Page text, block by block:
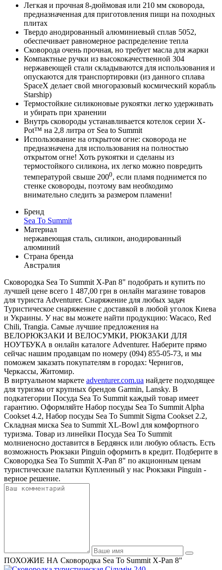
Легкая и прочная 8-дюймовая или 210 мм сковорода,
предназначенная для приготовления пищи на походных
плитах
Твердо анодированный алюминиевый сплав 5052,
обеспечивает равномерное распределение тепла
Сковорода очень прочная, но требует масла для жарки
Компактные ручки из высококачественной 304
нержавеющей стали складываются для использования и
опускаются для транспортировки (из данного сплава
SpaceX делает свой многоразовый космический корабль
Starship)
Термостойкие силиконовые рукоятки легко удерживать
и убирать при хранении
Внутрь сковороды устанавливается котелок серии X-
Pot™ на 2,8 литра от Sea to Summit
Использование на открытом огне: сковорода не
предназначена для использования на полностью
открытом огне! Хоть рукоятки и сделаны из
термостойкого силикона, их легко можно повредить
температурой свыше 2000, если пламя поднимется по
стенке сковороды, поэтому вам необходимо
внимательно следить за размером пламени!
Бренд
Sea To Summit
Материал
нержавеющая сталь, силикон, анодированный
алюминий
Страна бренда
Австралия
Сковородка Sea To Summit X-Pan 8" подобрать и купить по
лучшей цене всего 1 487,00 грн в онлайн магазине товаров
для туриста Adventurer. Снаряжение для любых задач
Туристическое снаряжение с доставкой в любой уголок Киева
и Украины. У нас вы можете найти продукцию: Wacaco, Red
Chili, Trangia. Самые лучшие предложения на
ВЕЛОРЮКЗАКИ И ВЕЛОСУМКИ, РЮКЗАКИ ДЛЯ
НОУТБУКА в онлайн каталоге Adventurer. Наберите прямо
сейчас нашим продавцам по номеру (094) 855-05-73, и мы
поможем заказать покупателям в городах: Чернигов,
Черкассы, Житомир.
В виртуальном маркете adventurer.com.ua найдете подходящее
для туризма от крупных брендов Garmin, Lansky. В
подкатегории Посуда Sea To Summit каждый товар имеет
гарантию. Оформляйте Набор посуды Sea To Summit Alpha
Cookset 4.2, Набор посуды Sea To Summit Sigma Cookset 2.2,
Складная миска Sea to Summit XL-Bowl для комфортного
туризма. Товар из линейки Посуда Sea To Summit
молниеносно доставится в Бердянск или любую область. Есть
возможность Рюкзаки Pinguin оформить в кредит. Подберите в
Сковородка Sea To Summit X-Pan 8" по акционным ценам
туристические палатки Купленный у нас Рюкзаки Pinguin -
верное решение.
ПОХОЖИЕ НА Сковородка Sea To Summit X-Pan 8"